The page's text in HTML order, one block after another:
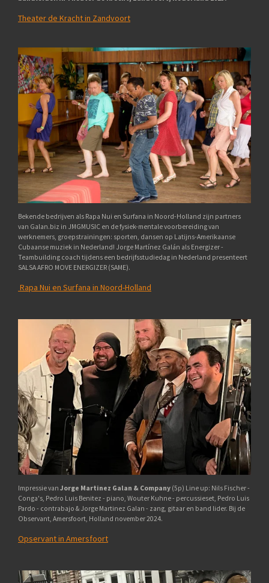
Theater de Kracht in Zandvoort
Bekende bedrijven als Rapa Nui en Surfana in Noord-Holland zijn partners
van Galan.biz in JMGMUSIC en de fysiek-mentale voorbereiding van
werknemers, groepstrainingen: sporten, dansen op Latijns-Amerikaanse
Cubaanse muziek in Nederland! Jorge Martínez Galán als Energizer -
Teambuilding coach tijdens een bedrijfsstudiedag in Nederland presenteert
SALSA AFRO MOVE ENERGIZER (SAME).
Rapa Nui en Surfana in Noord-Holland
Impressie van Jorge Martinez Galan & Company (5p) Line up: Nils Fischer -
Conga's, Pedro Luis Benitez - piano, Wouter Kuhne - percussieset, Pedro Luis
Pardo - contrabajo & Jorge Martinez Galan - zang, gitaar en band lider. Bij de
Observant, Amersfoort, Holland november 2024.
Opservant in Amersfoort